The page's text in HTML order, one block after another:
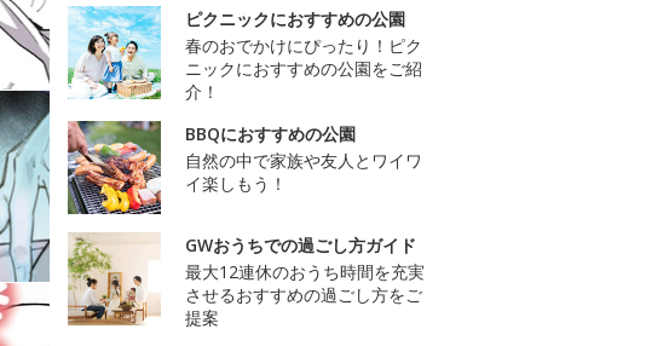
ピクニックにおすすめの公園
春のおでかけにぴったり！ピク
ニックにおすすめの公園をご紹
介！
BBQにおすすめの公園
自然の中で家族や友人とワイワ
イ楽しもう！
GWおうちでの過ごし方ガイド
最大12連休のおうち時間を充実
させるおすすめの過ごし方をご
提案